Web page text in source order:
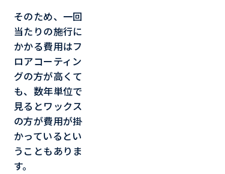
そのため、一回
当たりの施行に
かかる費用はフ
ロアコーティン
グの方が高くて
も、数年単位で
見るとワックス
の方が費用が掛
かっているとい
うこともありま
す。